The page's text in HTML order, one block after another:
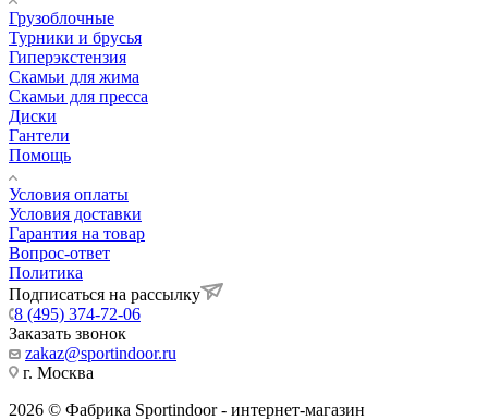
Грузоблочные
Турники и брусья
Гиперэкстензия
Скамьи для жима
Скамьи для пресса
Диски
Гантели
Помощь
Условия оплаты
Условия доставки
Гарантия на товар
Вопрос-ответ
Политика
Подписаться на рассылку
8 (495) 374-72-06
Заказать звонок
zakaz@sportindoor.ru
г. Москва
2026 © Фабрика Sportindoor - интернет-магазин